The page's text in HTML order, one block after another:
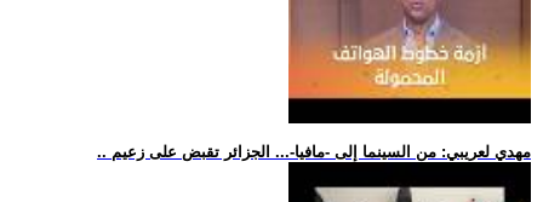
.. مهدي لعريبي: من السينما إلى -مافيا-... الجزائر تقبض على زعيم